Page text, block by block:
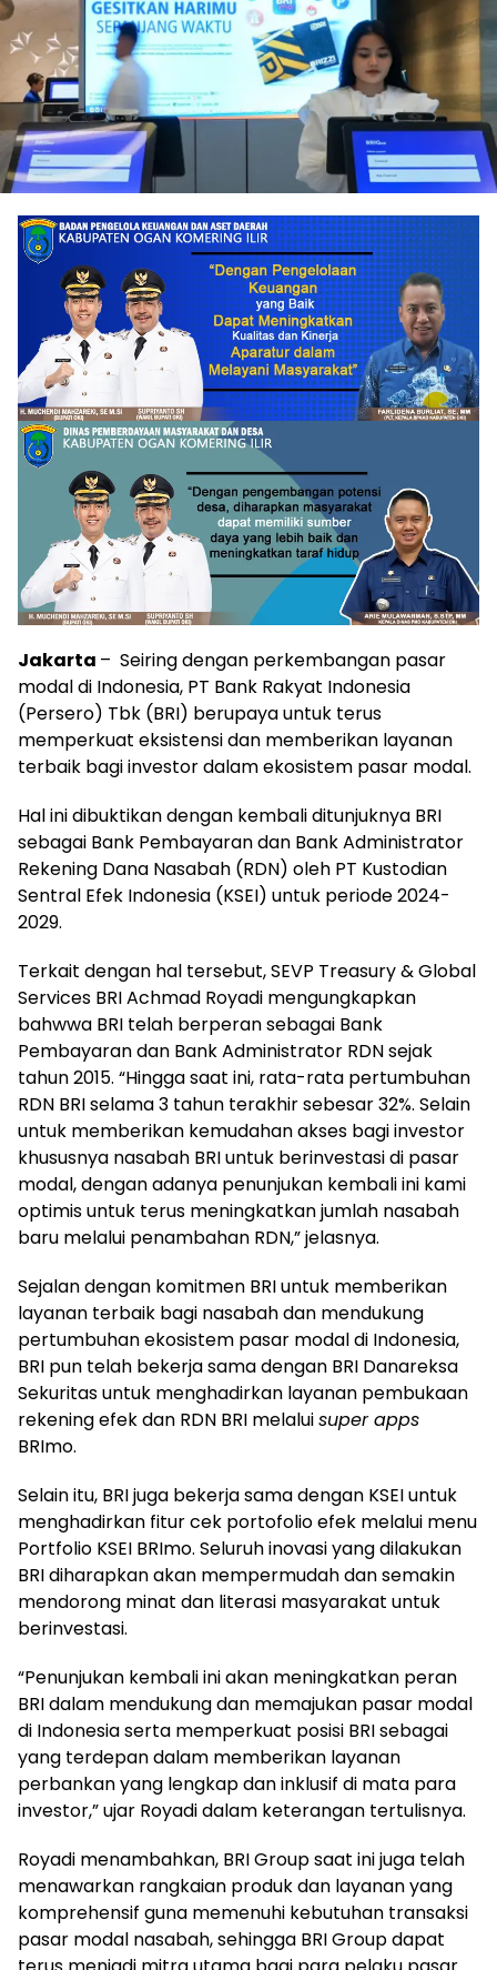
Jakarta – Seiring dengan perkembangan pasar
modal di Indonesia, PT Bank Rakyat Indonesia
(Persero) Tbk (BRI) berupaya untuk terus
memperkuat eksistensi dan memberikan layanan
terbaik bagi investor dalam ekosistem pasar modal.
Hal ini dibuktikan dengan kembali ditunjuknya BRI
sebagai Bank Pembayaran dan Bank Administrator
Rekening Dana Nasabah (RDN) oleh PT Kustodian
Sentral Efek Indonesia (KSEI) untuk periode 2024-
2029.
Terkait dengan hal tersebut, SEVP Treasury & Global
Services BRI Achmad Royadi mengungkapkan
bahwwa BRI telah berperan sebagai Bank
Pembayaran dan Bank Administrator RDN sejak
tahun 2015. “Hingga saat ini, rata-rata pertumbuhan
RDN BRI selama 3 tahun terakhir sebesar 32%. Selain
untuk memberikan kemudahan akses bagi investor
khususnya nasabah BRI untuk berinvestasi di pasar
modal, dengan adanya penunjukan kembali ini kami
optimis untuk terus meningkatkan jumlah nasabah
baru melalui penambahan RDN,” jelasnya.
Sejalan dengan komitmen BRI untuk memberikan
layanan terbaik bagi nasabah dan mendukung
pertumbuhan ekosistem pasar modal di Indonesia,
BRI pun telah bekerja sama dengan BRI Danareksa
Sekuritas untuk menghadirkan layanan pembukaan
rekening efek dan RDN BRI melaluisuper apps
BRImo.
Selain itu, BRI juga bekerja sama dengan KSEI untuk
menghadirkan fitur cek portofolio efek melalui menu
Portfolio KSEI BRImo. Seluruh inovasi yang dilakukan
BRI diharapkan akan mempermudah dan semakin
mendorong minat dan literasi masyarakat untuk
berinvestasi.
“Penunjukan kembali ini akan meningkatkan peran
BRI dalam mendukung dan memajukan pasar modal
di Indonesia serta memperkuat posisi BRI sebagai
yang terdepan dalam memberikan layanan
perbankan yang lengkap dan inklusif di mata para
investor,” ujar Royadi dalam keterangan tertulisnya.
Royadi menambahkan, BRI Group saat ini juga telah
menawarkan rangkaian produk dan layanan yang
komprehensif guna memenuhi kebutuhan transaksi
pasar modal nasabah, sehingga BRI Group dapat